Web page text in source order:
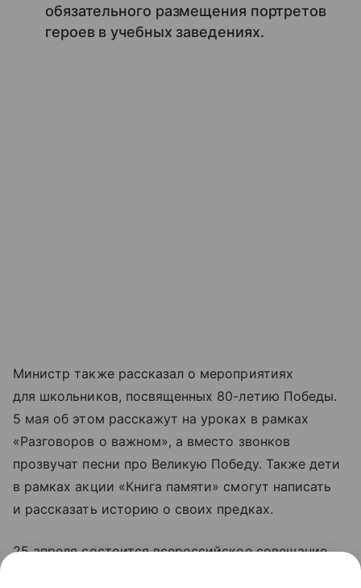
обязательного размещения портретов
героев в учебных заведениях.
Министр также рассказал о мероприятиях
для школьников, посвященных 80-летию Победы.
5 мая об этом расскажут на уроках в рамках
«Разговоров о важном», а вместо звонков
прозвучат песни про Великую Победу. Также дети
в рамках акции «Книга памяти» смогут написать
и рассказать историю о своих предках.
25 апреля состоится всероссийское совещание